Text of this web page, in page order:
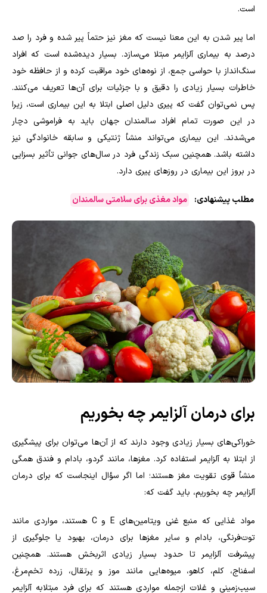
است.
اما پیر شدن به این معنا نیست که مغز نیز حتماً پیر شده و فرد را صد
درصد به بیماری آلزایمر مبتلا می‌سازد. بسیار دیده‌شده است که افراد
سنگ‌انداز با حواسی جمع، از نوه‌های خود مراقبت کرده و از حافظه خود
خاطرات بسیار زیادی را دقیق و با جزئیات برای آن‌ها تعریف می‌کنند.
پس نمی‌توان گفت که پیری دلیل اصلی ابتلا به این بیماری است، زیرا
در این صورت تمام افراد سالمندان جهان باید به فراموشی دچار
می‌شدند. این بیماری می‌تواند منشأ ژنتیکی و سابقه خانوادگی نیز
داشته باشد. همچنین سبک زندگی فرد در سال‌های جوانی تأثیر بسزایی
در بروز این بیماری در روزهای پیری دارد.
مطلب پیشنهادی: مواد مغذی برای سلامتی سالمندان
برای درمان آلزایمر چه بخوریم
خوراکی‌های بسیار زیادی وجود دارند که از آن‌ها می‌توان برای پیشگیری
از ابتلا به آلزایمر استفاده کرد. مغزها، مانند گردو، بادام و فندق همگی
منشأ قوی تقویت مغز هستند؛ اما اگر سؤال اینجاست که برای درمان
آلزایمر چه بخوریم، باید گفت که:
مواد غذایی که منبع غنی ویتامین‌های E وC هستند، مواردی مانند
توت‌فرنگی، بادام و سایر مغزها برای درمان، بهبود یا جلوگیری از
پیشرفت آلزایمر تا حدود بسیار زیادی اثربخش هستند. همچنین
اسفناج، کلم، کاهو، میوه‌هایی مانند موز و پرتقال، زرده تخم‌مرغ،
سیب‌زمینی و غلات ازجمله مواردی هستند که برای فرد مبتلابه آلزایمر